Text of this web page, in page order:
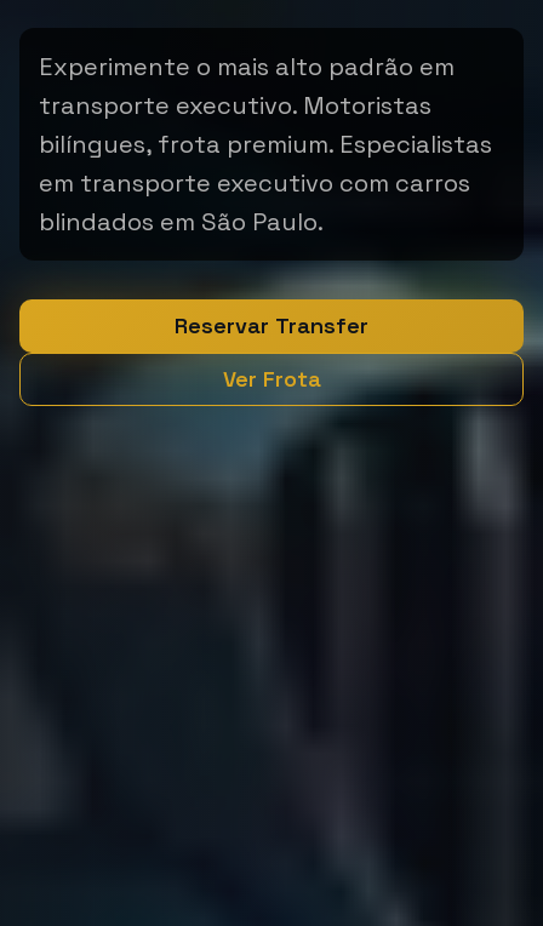
Experimente o mais alto padrão em
transporte executivo. Motoristas
bilíngues, frota premium. Especialistas
em transporte executivo com carros
blindados em São Paulo.
Reservar Transfer
Ver Frota